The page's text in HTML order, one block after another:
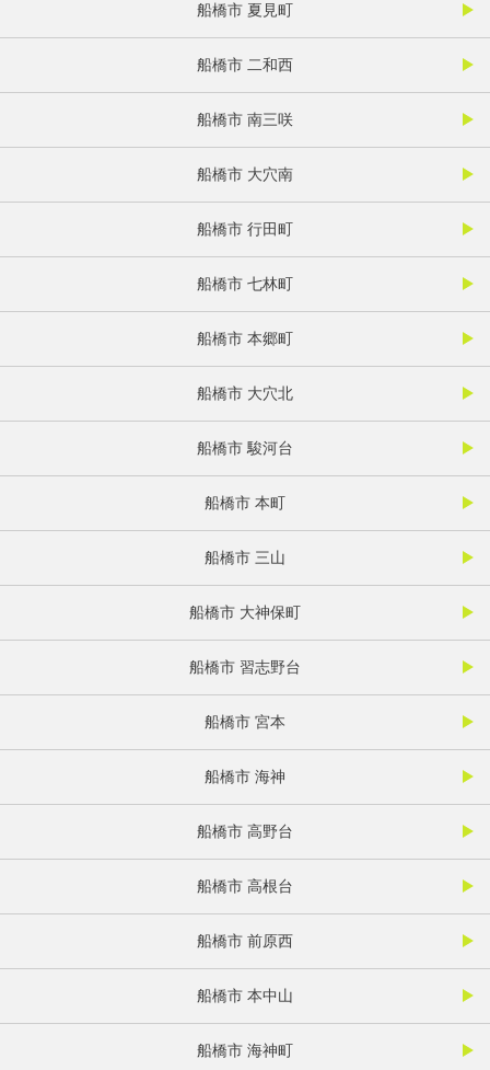
船橋市 夏見町
船橋市 二和西
船橋市 南三咲
船橋市 大穴南
船橋市 行田町
船橋市 七林町
船橋市 本郷町
船橋市 大穴北
船橋市 駿河台
船橋市 本町
船橋市 三山
船橋市 大神保町
船橋市 習志野台
船橋市 宮本
船橋市 海神
船橋市 高野台
船橋市 高根台
船橋市 前原西
船橋市 本中山
船橋市 海神町